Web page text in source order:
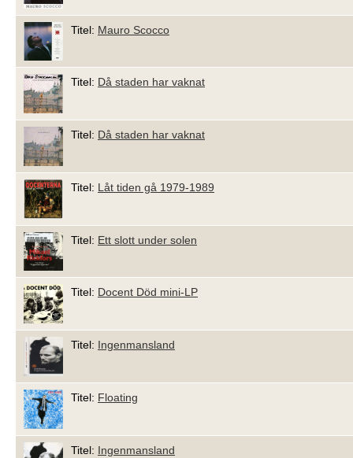
Titel: Mauro Scocco
Titel: Då staden har vaknat
Titel: Då staden har vaknat
Titel: Låt tiden gå 1979-1989
Titel: Ett slott under solen
Titel: Docent Död mini-LP
Titel: Ingenmansland
Titel: Floating
Titel: Ingenmansland